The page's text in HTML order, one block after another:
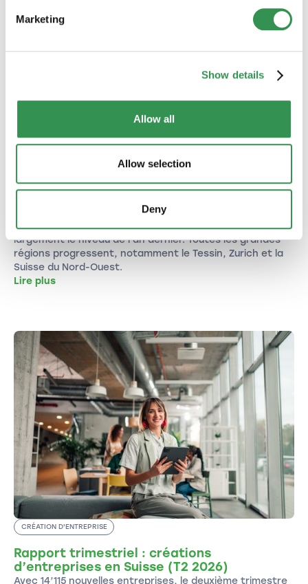
Marketing
Show details
Allow all
Allow selection
Deny
Nouvelles créations d’entreprises en Suisse
clôturer le semestre
Avec 5’542 nouvelles entreprises, juin 2026 dépasse
largement le niveau de l'an dernier. Toutes les grandes
régions progressent, notamment le Tessin, Zurich et la
Suisse du Nord-Ouest.
Lire plus
CRÉATION D'ENTREPRISE
Rapport trimestriel : créations
d’entreprises en Suisse (T2 2026)
Avec 14’115 nouvelles entreprises, le deuxième trimestre